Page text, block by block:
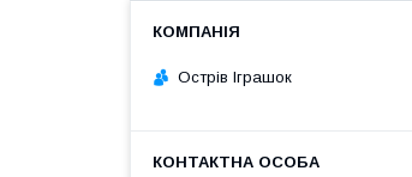
Острів Іграшок